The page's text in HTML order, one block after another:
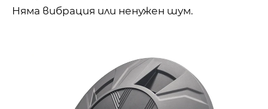
Няма вибрация или ненужен шум.